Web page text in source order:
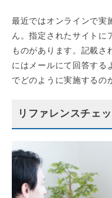
最近ではオンラインで実
ん。指定されたサイトに
ものがあります。記載さ
にはメールにて回答する
でどのように実施するの
リファレンスチェ